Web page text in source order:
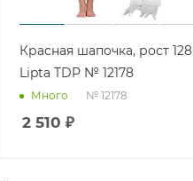
Красная шапочка, рост 128
Lipta TDP № 12178
Много № 12178
2 510 ₽